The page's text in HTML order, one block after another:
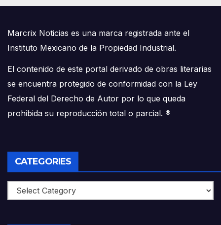
Marcrix Noticias es una marca registrada ante el
Instituto Mexicano de la Propiedad Industrial.
El contenido de este portal derivado de obras literarias
se encuentra protegido de conformidad con la Ley
Federal del Derecho de Autor por lo que queda
prohibida su reproducción total o parcial. ®
CATEGORIES
Categories